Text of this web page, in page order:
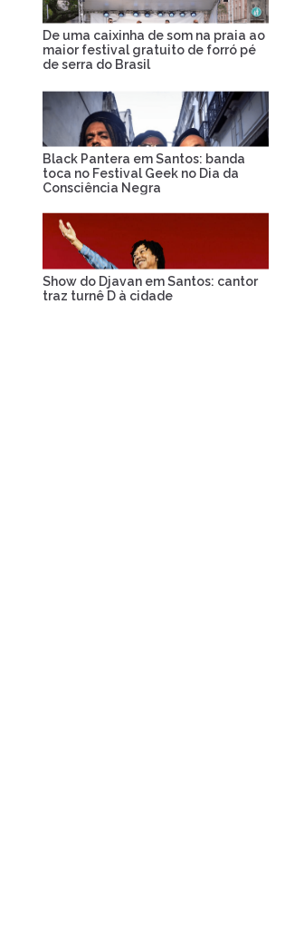
De uma caixinha de som na praia ao
maior festival gratuito de forró pé
de serra do Brasil
Black Pantera em Santos: banda
toca no Festival Geek no Dia da
Consciência Negra
Show do Djavan em Santos: cantor
traz turnê D à cidade